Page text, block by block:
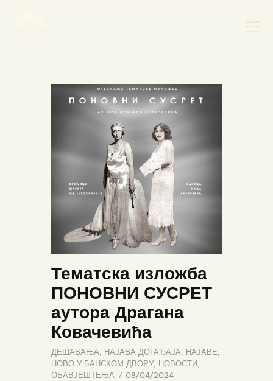
НАСЛОВНА
НОВОСТИ
НАЈАВА ДОГАЂАЈА
БАНСКИ ДВОР
ФОТОГРАФИЈЕ
ВИДЕО
КОНТАКТ
Тематска изложба
ПОНОВНИ СУСРЕТ
аутора Драгана
Ковачевића
ДЕШАВАЊА, НАЈАВА ДОГАЂАЈА, НАЈАВЕ,
НОВО У БАНСКОМ ДВОРУ, НОВОСТИ,
ОБАВЈЕШТЕЊА
08/04/2024